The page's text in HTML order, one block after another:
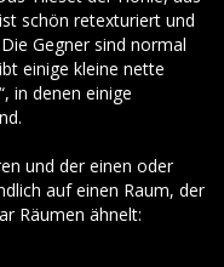
schön retexturiert und
Gegner sind normal
einige kleine nette
in denen einige
und der einen oder
auf einen Raum, der
Räumen ähnelt: